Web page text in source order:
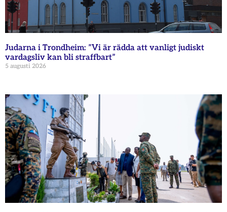
Judarna i Trondheim: ”Vi är rädda att vanligt judiskt
vardagsliv kan bli straffbart”
5 augusti 2026